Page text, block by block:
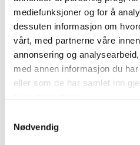
mediefunksjoner og for å
dessuten informasjon om
vårt, med partnerne våre
annonsering og
med annen informasjon du
eller som de har samlet inn
Nødvendig
medisinske og
JobPostings brukes
stillingsutlysninger,
ledige stilling som
Producteller
produkter og
prisinformasjon,
Strukturert data øker